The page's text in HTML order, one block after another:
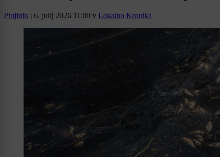
Ptujinfo | 6. julij 2026 11:00 v Lokalno Kronika